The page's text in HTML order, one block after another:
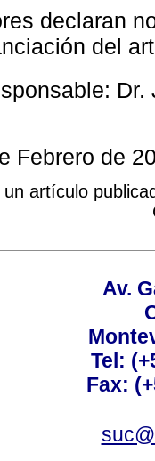
declaran
del
Febrero de
artículo
Av.
Tel:
Fax: